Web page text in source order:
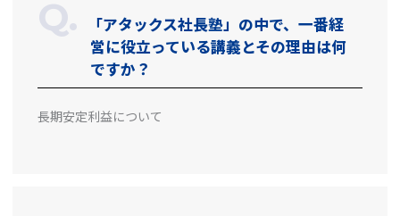
「アタックス社長塾」の中で、一番経
営に役立っている講義とその理由は何
ですか？
長期安定利益について